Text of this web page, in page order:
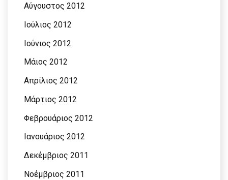
Αύγουστος 2012
Ιούλιος 2012
Ιούνιος 2012
Μάιος 2012
Απρίλιος 2012
Μάρτιος 2012
Φεβρουάριος 2012
Ιανουάριος 2012
Δεκέμβριος 2011
Νοέμβριος 2011